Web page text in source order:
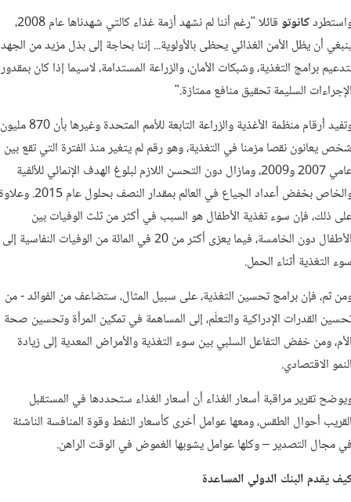
كانوتو
قائلا "رغم أننا لم نشهد أزمة غذاء كالتي شهدناها عام 2008،
أن يظل الأمن الغذائي يحظى بالأولوية... إننا بحاجة إلى بذل مزيد من الجهد
برامج التغذية، وشبكات الأمان، والزراعة المستدامة، لاسيما إذا كان بمقدور
السليمة تحقيق منافع ممتازة."
وتفيد أرقام منظمة الأغذية والزراعة التابعة للأمم المتحدة وغيرها بأن 870 مليون
يعانون نقصا مزمنا في التغذية، وهو رقم لم يتغير منذ الفترة التي تقع بين
عامي 2007 و2009، ومازال دون التحسن اللازم لبلوغ الهدف الإنمائي للألفية
والخاص بخفض أعداد الجياع في العالم بمقدار النصف بحلول عام
ذلك، فإن سوء تغذية الأطفال هو السبب في أكثر من ثلث الوفيات بين
الأطفال دون الخامسة، فيما يعزى أكثر من 20 في المائة من الوفيات النفاسية إلى
التغذية أثناء الحمل.
ثم، فإن برامج تحسين التغذية، على سبيل المثال، ستضاعف من الفوائد - من
القدرات الإدراكية والتعلّم، إلى المساهمة في تمكين المرأة وتحسين صحة
ومن خفض التفاعل السلبي بين سوء التغذية والأمراض المعدية إلى زيادة
الاقتصادي.
تقرير مراقبة أسعار الغذاء أن أسعار الغذاء ستحددها في المستقبل
أحوال الطقس، ومعها عوامل أخرى كأسعار النفط وقوة المنافسة الناشئة
مجال التصدير – وكلها عوامل يشوبها الغموض في الوقت الراهن.
يقدم البنك الدولي المساعدة